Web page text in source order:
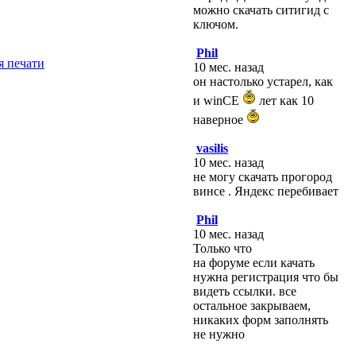
можно скачать ситигид с
ключом.
Phil
10 мес. назад
он настолько устарел, как
и winCE
лет как 10
наверное
vasilis
10 мес. назад
не могу скачать прогород
винсе . Яндекс перебивает
Phil
10 мес. назад
Только что
на форуме если качать
нужна регистрация что бы
видеть ссылки. все
остальное закрываем,
никаких форм заполнять
не нужно